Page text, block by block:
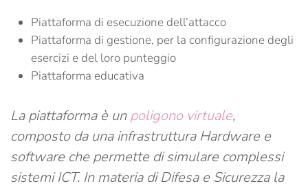
Piattaforma di esecuzione dell’attacco
Piattaforma di gestione, per la configurazione degli
esercizi e del loro punteggio
Piattaforma educativa
La piattaforma è unpoligono virtuale,
composto da una infrastruttura Hardware e
software che permette di simulare complessi
sistemi ICT. In materia di Difesa e Sicurezza la